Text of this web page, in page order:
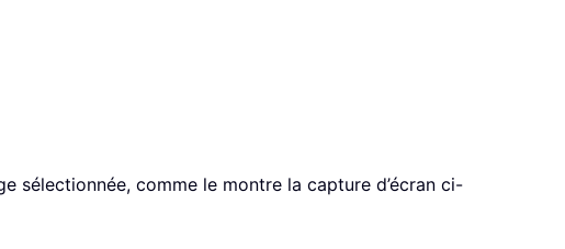
sélectionnée, comme le montre la capture d’écran ci-